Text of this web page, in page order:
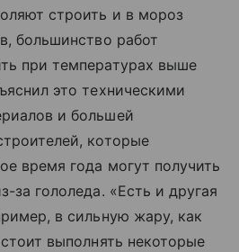
строить и в мороз
большинство работ
при температурах выше
это техническими
и большей
которые
время года могут получить
за гололеда. «Есть и другая
в сильную жару, как
выполнять некоторые